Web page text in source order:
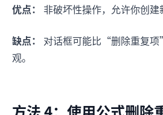
优点： 非破坏性操作，允许你创建
缺点：
对话框可能比“删除重复
观。